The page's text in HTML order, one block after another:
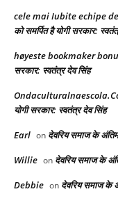
cele mai Iubite echipe
को समर्पित है योगी सरकार:
høyeste bookmaker
सरकार: स्वतंत्र देव सिंह
योगी सरकार: स्वतंत्र देव सिंह
Earl on देवरिय समाज के अंतिम
Willie on देवरिय समाज के
Debbie on देवरिय समाज के